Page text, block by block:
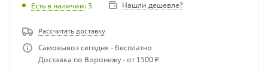
Есть в наличии: 3 Нашли дешевле?
Рассчитать доставку
Самовывоз сегодня - бесплатно
Доставка по Воронежу - от 1500 ₽